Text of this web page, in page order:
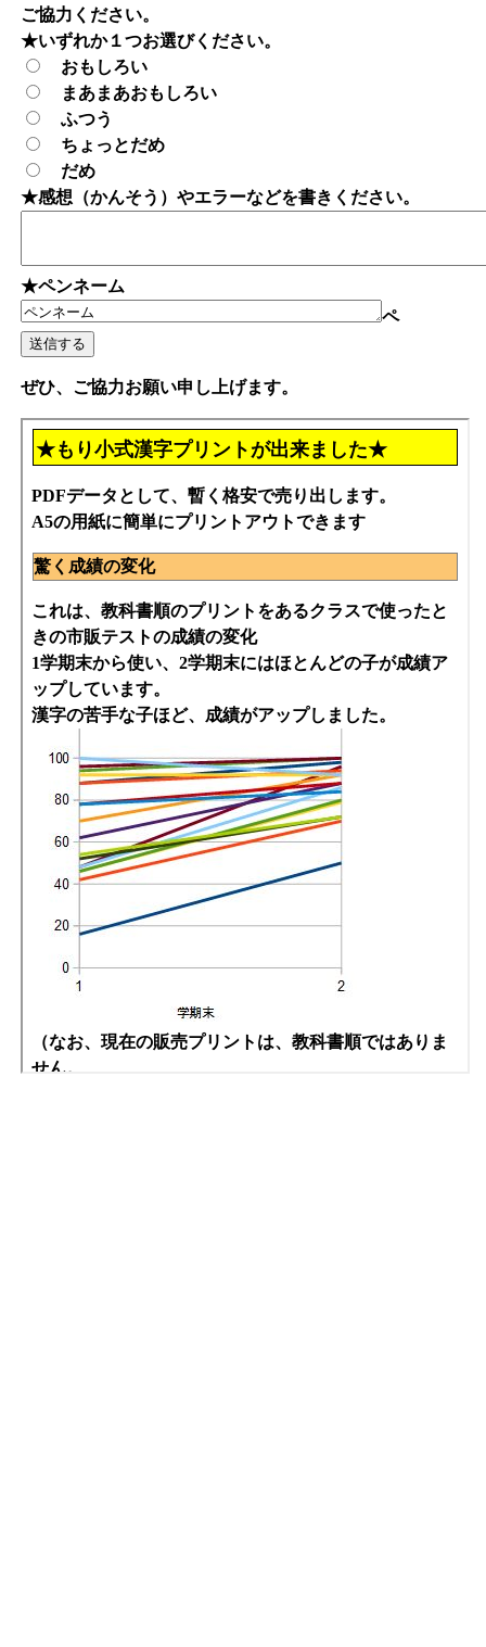
ご協力ください。
★いずれか１つお選びください。
おもしろい
まあまあおもしろい
ふつう
ちょっとだめ
だめ
★感想（かんそう）やエラーなどを書きください。
★ペンネーム
ペ
ぜひ、ご協力お願い申し上げます。